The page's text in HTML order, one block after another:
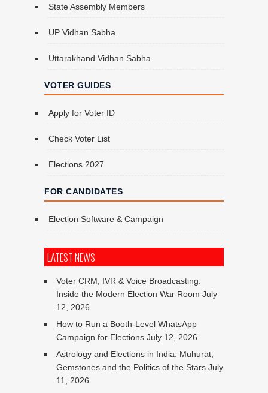
State Assembly Members
UP Vidhan Sabha
Uttarakhand Vidhan Sabha
VOTER GUIDES
Apply for Voter ID
Check Voter List
Elections 2027
FOR CANDIDATES
Election Software & Campaign
LATEST NEWS
Voter CRM, IVR & Voice Broadcasting:
Inside the Modern Election War Room July
12, 2026
How to Run a Booth-Level WhatsApp
Campaign for Elections July 12, 2026
Astrology and Elections in India: Muhurat,
Gemstones and the Politics of the Stars July
11, 2026